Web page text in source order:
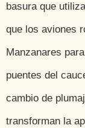
basura que
que los aviones
Manzanares
puentes del
cambio de
transforman la